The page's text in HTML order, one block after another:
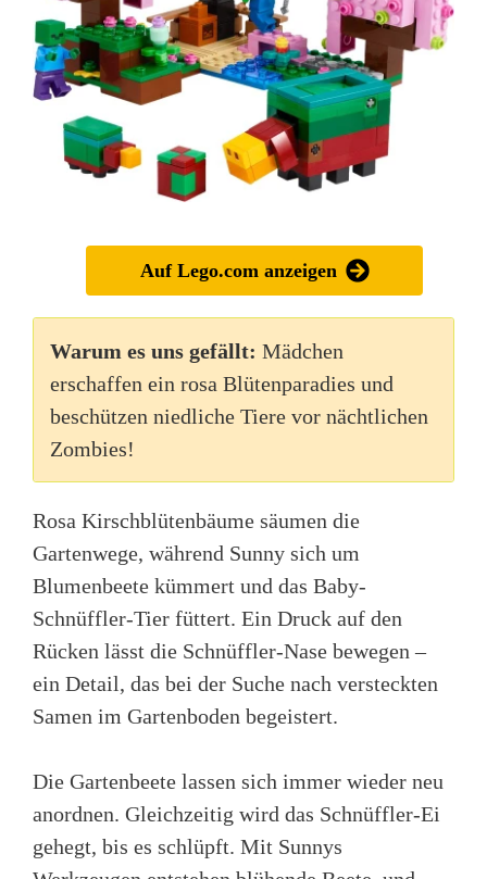
Auf Lego.com anzeigen
Warum es uns gefällt: Mädchen
erschaffen ein rosa Blütenparadies und
beschützen niedliche Tiere vor nächtlichen
Zombies!
Rosa Kirschblütenbäume säumen die
Gartenwege, während Sunny sich um
Blumenbeete kümmert und das Baby-
Schnüffler-Tier füttert. Ein Druck auf den
Rücken lässt die Schnüffler-Nase bewegen –
ein Detail, das bei der Suche nach versteckten
Samen im Gartenboden begeistert.
Die Gartenbeete lassen sich immer wieder neu
anordnen. Gleichzeitig wird das Schnüffler-Ei
gehegt, bis es schlüpft. Mit Sunnys